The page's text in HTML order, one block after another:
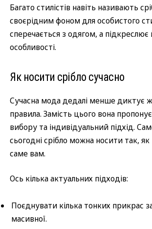
Багато стилістів навіть називають
своєрідним фоном для особистого
сперечається з одягом, а підкреслює
особливості.
Як носити срібло сучасно
Сучасна мода дедалі менше диктує
правила. Замість цього вона
вибору та індивідуальний підхід.
сьогодні срібло можна носити так,
саме вам.
Ось кілька актуальних підходів:
Поєднувати кілька тонких прикрас
масивної.